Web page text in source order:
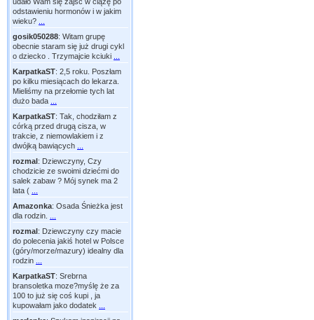
odstawieniu hormonów i w jakim
wieku?
gosik050288: Witam grupę
obecnie staram się już drugi cykl
o dziecko . Trzymajcie kciuki
KarpatkaST: 2,5 roku. Poszłam
po kilku miesiącach do lekarza.
Mieliśmy na przełomie tych lat
dużo bada
KarpatkaST: Tak, chodziłam z
córką przed drugą cisza, w
trakcie, z niemowlakiem i z
dwójką bawiących
rozmal: Dziewczyny, Czy
chodzicie ze swoimi dziećmi do
salek zabaw ? Mój synek ma 2
lata (
Amazonka: Osada Śnieżka jest
dla rodzin.
rozmal: Dziewczyny czy macie
do polecenia jakiś hotel w Polsce
(góry/morze/mazury) idealny dla
rodzin
KarpatkaST: Srebrna
bransoletka moze?myślę że za
100 to już się coś kupi , ja
kupowałam jako dodatek